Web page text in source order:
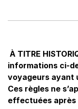
À TITRE
informations ci-
voyageurs ayant
Ces règles ne
effectuées après